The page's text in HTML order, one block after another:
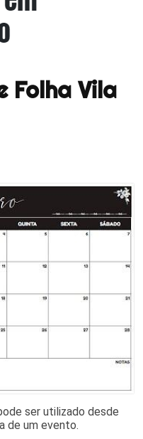
Folha Vila
ser utilizado desde
de um evento.